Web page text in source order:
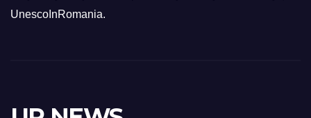
UnescoInRomania.